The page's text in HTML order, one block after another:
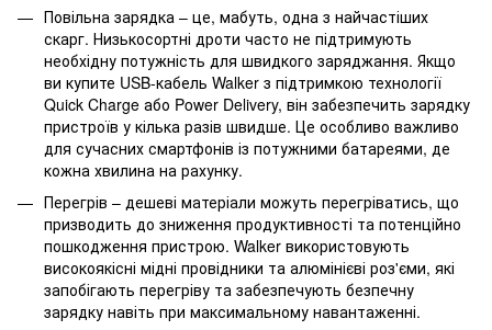
Повільна зарядка – це, мабуть, одна з найчастіших
скарг. Низькосортні дроти часто не підтримують
необхідну потужність для швидкого заряджання. Якщо
ви купите USB-кабель Walker з підтримкою технології
Quick Charge або Power Delivery, він забезпечить зарядку
пристроїв у кілька разів швидше. Це особливо важливо
для сучасних смартфонів із потужними батареями, де
кожна хвилина на рахунку.
Перегрів – дешеві матеріали можуть перегріватись, що
призводить до зниження продуктивності та потенційно
пошкодження пристрою. Walker використовують
високоякісні мідні провідники та алюмінієві роз'єми, які
запобігають перегріву та забезпечують безпечну
зарядку навіть при максимальному навантаженні.